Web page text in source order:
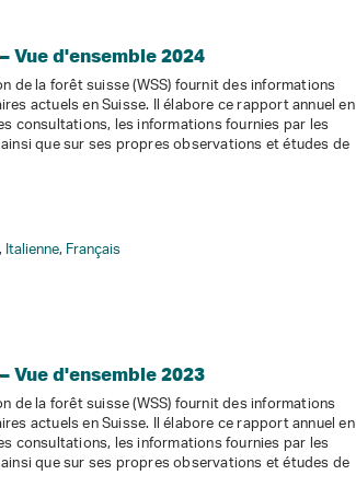
Vue d'ensemble 2024
de la forêt suisse (WSS) fournit des informations
actuels en Suisse. Il élabore ce rapport annuel en
consultations, les informations fournies par les
que sur ses propres observations et études de
,Italienne,Français
Vue d'ensemble 2023
de la forêt suisse (WSS) fournit des informations
actuels en Suisse. Il élabore ce rapport annuel en
consultations, les informations fournies par les
que sur ses propres observations et études de